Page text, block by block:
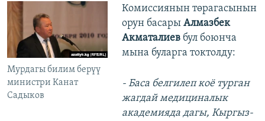
Мурдагы билим берүү
министри Канат
Садыков
Комиссиянын төрагасынын
орун басары Алмазбек
Акматалиев бул боюнча
мына буларга токтолду:
- Баса белгилеп коё турган
жагдай медициналык
академияда дагы, Кыргыз-